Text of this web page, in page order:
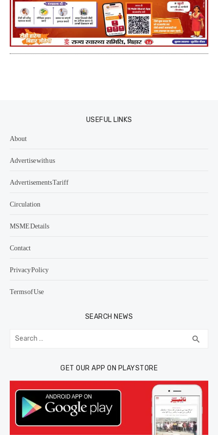
USEFUL LINKS
About
Advertise with us
Advertisements Tariff
Circulation
MSME Details
Contact
Privacy Policy
Terms of Use
SEARCH NEWS
Search
for: search
GET OUR APP ON PLAYSTORE